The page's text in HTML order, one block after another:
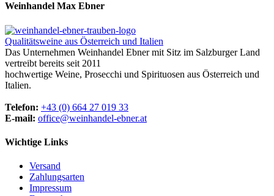
Weinhandel Max Ebner
Qualitätsweine aus Österreich und Italien
Das Unternehmen Weinhandel Ebner mit Sitz im Salzburger Land
vertreibt bereits seit 2011
hochwertige Weine, Prosecchi und Spirituosen aus Österreich und
Italien.
Telefon: +43 (0) 664 27 019 33
E-mail: office@weinhandel-ebner.at
Wichtige Links
Versand
Zahlungsarten
Impressum